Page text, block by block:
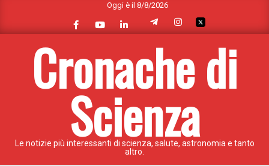
content
Oggi è il 8/8/2026
Cronache di
Scienza
Le notizie più interessanti di scienza, salute, astronomia e tanto
altro.